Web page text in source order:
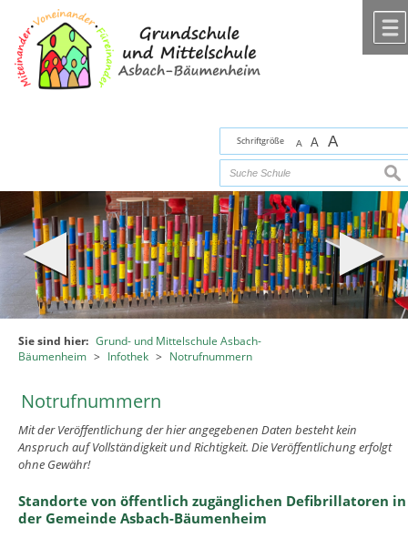
Zum Inhalt,
Schriftgröße A A A
Sie sind hier: Grund- und Mittelschule Asbach-
Bäumenheim > Infothek > Notrufnummern
Notrufnummern
Mit der Veröffentlichung der hier angegebenen Daten besteht kein
Anspruch auf Vollständigkeit und Richtigkeit. Die Veröffentlichung erfolgt
ohne Gewähr!
Standorte von öffentlich zugänglichen Defibrillatoren in
der Gemeinde Asbach-Bäumenheim